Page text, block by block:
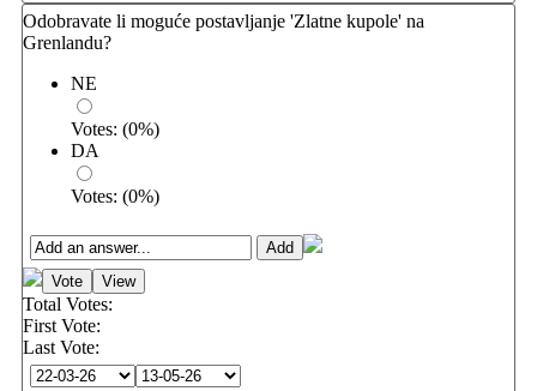
Odobravate li moguće postavljanje 'Zlatne kupole' na
Grenlandu?
NE
Votes: (0%)
DA
Votes: (0%)
Total Votes:
First Vote:
Last Vote: